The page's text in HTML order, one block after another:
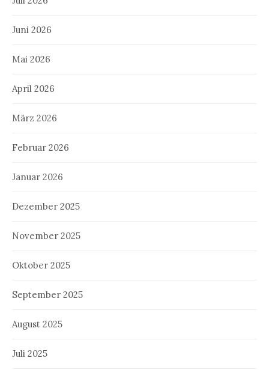
Juni 2026
Mai 2026
April 2026
März 2026
Februar 2026
Januar 2026
Dezember 2025
November 2025
Oktober 2025
September 2025
August 2025
Juli 2025